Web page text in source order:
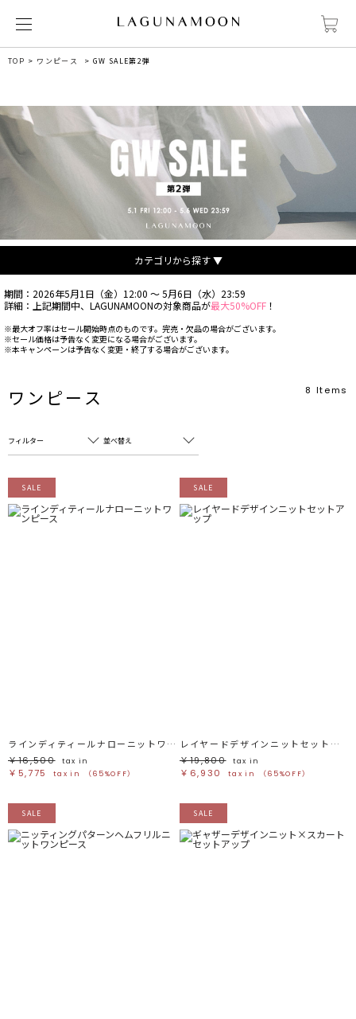
TOP ワンピース GW SALE第2弾
カテゴリから探す ▼
期間：2026年5月1日（金）12:00 ～ 5月6日（水）23:59
詳細：上記期間中、LAGUNAMOONの対象商品が最大50%OFF ！
※最大オフ率はセール開始時点のものです。完売・欠品の場合がございます。
※セール価格は予告なく変更になる場合がございます。
※本キャンペーンは予告なく変更・終了する場合がございます。
ワンピース 8 Items
フィルター
フリーワード
CLOSE
レッド レッド
ピンク ピンク
ミックス ミックス
この条件で絞り込む
並べ替え
売れ筋順
新着順
SALE
ラインディティールナローニットワンピース
￥16,500
tax in
￥5,775 tax in （65%OFF）
SALE
レイヤードデザインニットセットアップ
￥19,800
tax in
￥6,930 tax in （65%OFF）
SALE SALE